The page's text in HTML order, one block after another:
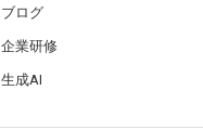
ブログ
企業研修
生成AI